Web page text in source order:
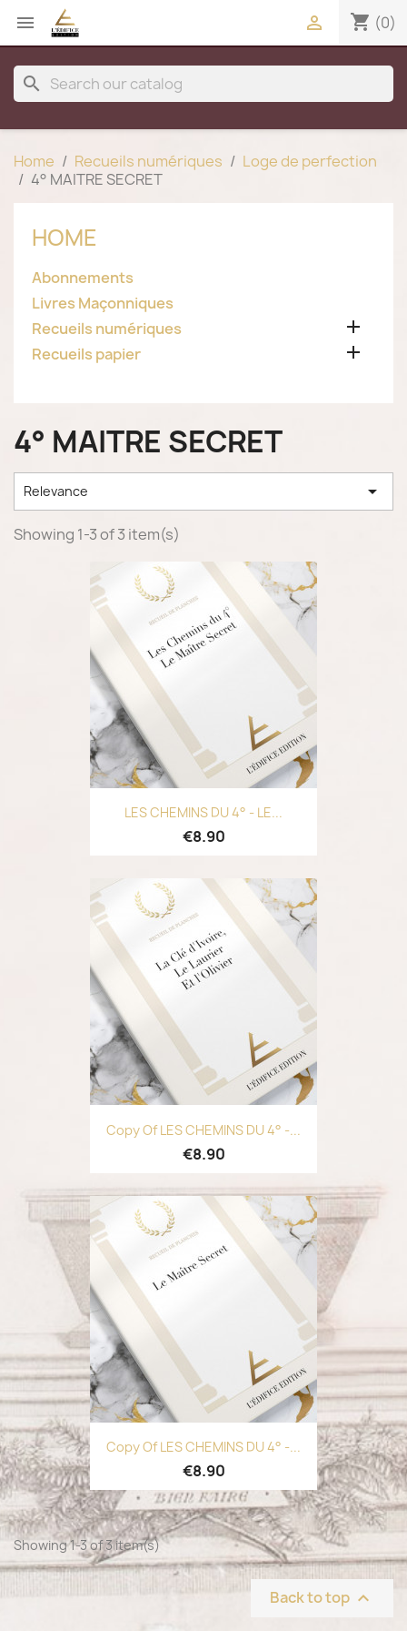
 shopping_cart (0)

search
Home Recueils numériques
Loge de perfection
4° MAITRE SECRET
HOME
Abonnements
Livres Maçonniques
Recueils numériques

Recueils papier 
4° MAITRE SECRET
Relevance 
Showing 1-3 of 3 item(s)
LES CHEMINS DU 4° - LE...
€8.90
Copy Of LES CHEMINS DU 4° -...
€8.90
Copy Of LES CHEMINS DU 4° -...
€8.90
Showing 1-3 of 3 item(s)
Back to top 